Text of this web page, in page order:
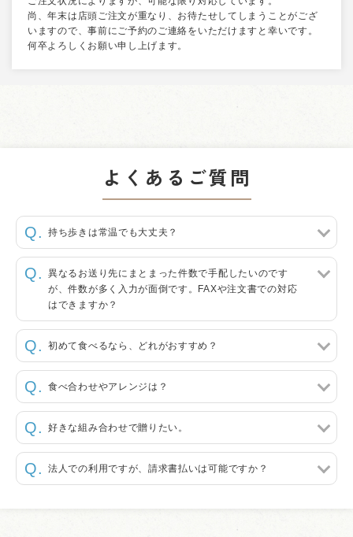
尚、年末は店頭ご注文が重なり、お待たせしてしまうことがござ
いますので、事前にご予約のご連絡をいただけますと幸いです。
何卒よろしくお願い申し上げます。
よくあるご質問
持ち歩きは常温でも大丈夫？
異なるお送り先にまとまった件数で手配したいのです
が、件数が多く入力が面倒です。FAXや注文書での対応
はできますか？
初めて食べるなら、どれがおすすめ？
食べ合わせやアレンジは？
好きな組み合わせで贈りたい。
法人での利用ですが、請求書払いは可能ですか？